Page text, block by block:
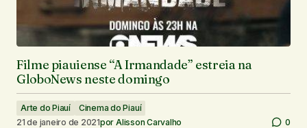
Filme piauiense “A Irmandade” estreia na
GloboNews neste domingo
Arte do Piauí
Cinema do Piauí
21 de janeiro de 2021por Alisson Carvalho 0